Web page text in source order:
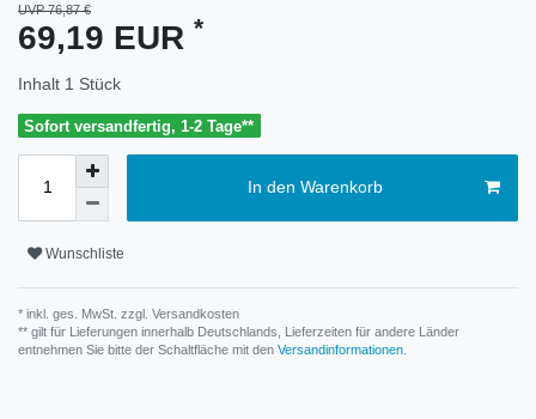
UVP 76,87 €
69,19 EUR *
Inhalt 1 Stück
Sofort versandfertig, 1-2 Tage**
In den Warenkorb
Wunschliste
* inkl. ges. MwSt. zzgl. Versandkosten
** gilt für Lieferungen innerhalb Deutschlands, Lieferzeiten für andere Länder
entnehmen Sie bitte der Schaltfläche mit den Versandinformationen